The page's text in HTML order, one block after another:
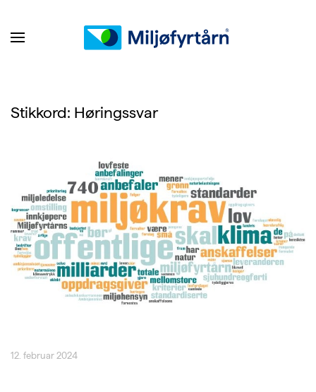
Stikkord: Høringssvar
12. februar 2024